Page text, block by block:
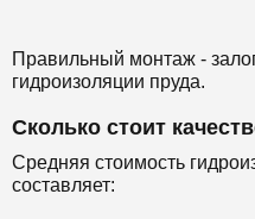
Правильный монтаж -
гидроизоляции пруда.
Сколько стоит
Средняя стоимость
составляет: